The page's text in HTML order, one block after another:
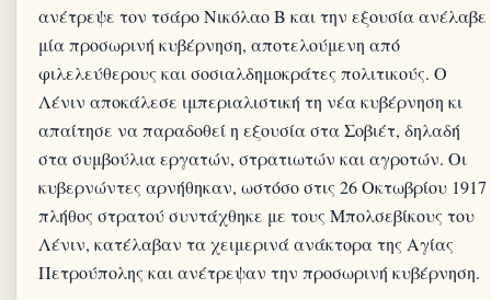
ανέτρεψε τον τσάρο Νικόλαο Β και την εξουσία ανέλαβε
μία προσωρινή κυβέρνηση, αποτελούμενη από
φιλελεύθερους και σοσιαλδημοκράτες πολιτικούς. Ο
Λένιν αποκάλεσε ιμπεριαλιστική τη νέα κυβέρνηση κι
απαίτησε να παραδοθεί η εξουσία στα Σοβιέτ, δηλαδή
στα συμβούλια εργατών, στρατιωτών και αγροτών. Οι
κυβερνώντες αρνήθηκαν, ωστόσο στις 26 Οκτωβρίου 1917
πλήθος στρατού συντάχθηκε με τους Μπολσεβίκους του
Λένιν, κατέλαβαν τα χειμερινά ανάκτορα της Αγίας